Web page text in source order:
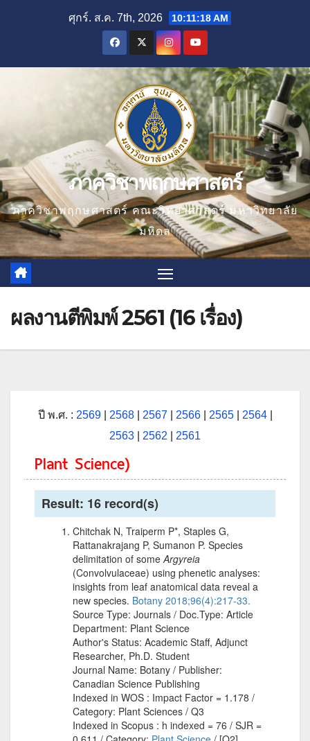
ศุกร์. ส.ค. 7th, 2026 10:11:19 AM
ภาควิชาพฤกษศาสตร์
ภาควิชาพฤกษศาสตร์ คณะวิทยาศาสตร์ มหาวิทยาลัย
มหิดล
ผลงานตีพิมพ์ 2561 (16 เรื่อง)
ปี พ.ศ. : 2569| 2568| 2567 2566| 2565 2564|
2563
2562 2561